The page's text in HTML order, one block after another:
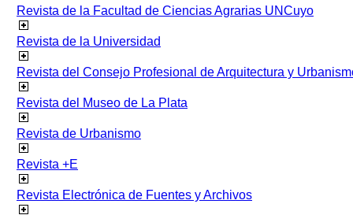
Revista de la Facultad de Ciencias Agrarias UNCuyo
Revista de la Universidad
Revista del Consejo Profesional de Arquitectura y
Revista del Museo de La Plata
Revista de Urbanismo
Revista +E
Revista Electrónica de Fuentes y Archivos